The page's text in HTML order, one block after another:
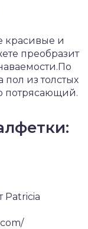
красивые и
преобразит
из толстых
потрясающий.
Patricia